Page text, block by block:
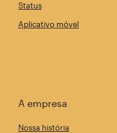
Status
Aplicativo móvel
A empresa
Nossa história